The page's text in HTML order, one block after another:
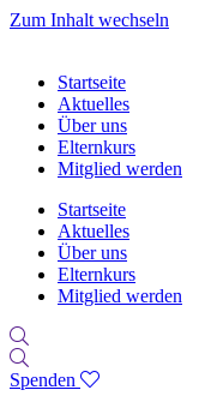
Zum Inhalt wechseln
Startseite
Aktuelles
Über uns
Elternkurs
Mitglied werden
Startseite
Aktuelles
Über uns
Elternkurs
Mitglied werden
Spenden